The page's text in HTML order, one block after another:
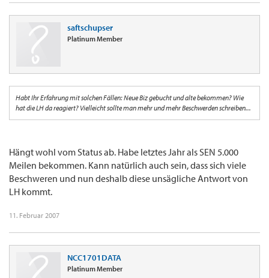
saftschupser
Platinum Member
Habt Ihr Erfahrung mit solchen Fällen: Neue Biz gebucht und alte bekommen? Wie
hat die LH da reagiert? Vielleicht sollte man mehr und mehr Beschwerden schreiben...
Hängt wohl vom Status ab. Habe letztes Jahr als SEN 5.000
Meilen bekommen. Kann natürlich auch sein, dass sich viele
Beschweren und nun deshalb diese unsägliche Antwort von
LH kommt.
11. Februar 2007
NCC1701DATA
Platinum Member